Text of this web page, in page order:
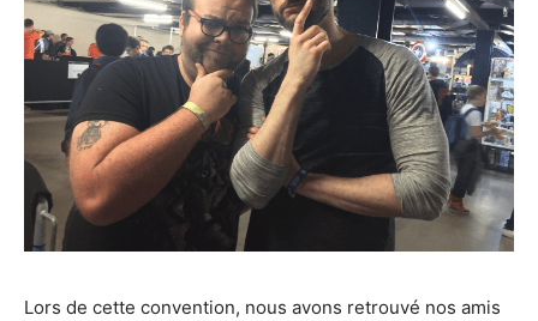
Lors de cette convention, nous avons retrouvé nos amis